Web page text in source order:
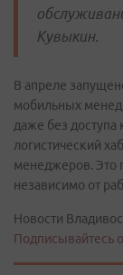
Кувыкин.
В апреле
мобильных
даже без доступа
логистический
менеджеров. Это
независимо от
Новости
Подписывайтесь